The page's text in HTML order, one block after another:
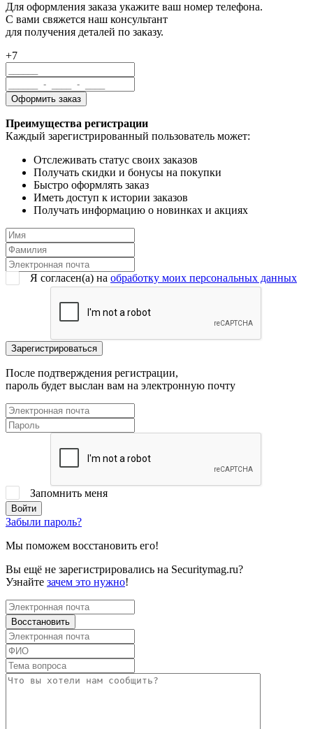
Для оформления заказа укажите ваш номер телефона.
С вами свяжется наш консультант
для получения деталей по заказу.
+7
Преимущества регистрации
Каждый зарегистрированный пользователь может:
Отслеживать статус своих заказов
Получать скидки и бонусы на покупки
Быстро оформлять заказ
Иметь доступ к истории заказов
Получать информацию о новинках и акциях
Я согласен(a) на обработку моих персональных данных
После подтверждения регистрации,
пароль будет выслан вам на электронную почту
Запомнить меня
Забыли пароль?
Мы поможем восстановить его!
Вы ещё не зарегистрировались на Securitymag.ru?
Узнайте зачем это нужно!